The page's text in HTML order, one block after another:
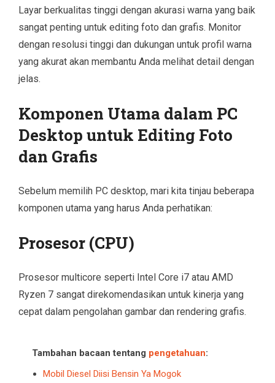
Layar berkualitas tinggi dengan akurasi warna yang baik
sangat penting untuk editing foto dan grafis. Monitor
dengan resolusi tinggi dan dukungan untuk profil warna
yang akurat akan membantu Anda melihat detail dengan
jelas.
Komponen Utama dalam PC
Desktop untuk Editing Foto
dan Grafis
Sebelum memilih PC desktop, mari kita tinjau beberapa
komponen utama yang harus Anda perhatikan:
Prosesor (CPU)
Prosesor multicore seperti Intel Core i7 atau AMD
Ryzen 7 sangat direkomendasikan untuk kinerja yang
cepat dalam pengolahan gambar dan rendering grafis.
Tambahan bacaan tentang pengetahuan:
Mobil Diesel Diisi Bensin Ya Mogok